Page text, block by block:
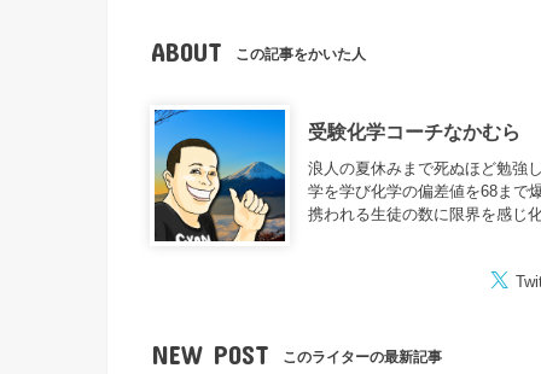
ABOUT この記事をかいた人
受験化学コーチなかむら
浪人の夏休みまで死ぬほど勉強
学を学び化学の偏差値を68まで
携われる生徒の数に限界を感じ
NEW POST このライターの最新記事